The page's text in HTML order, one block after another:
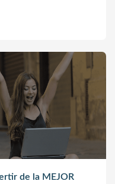
de la MEJOR